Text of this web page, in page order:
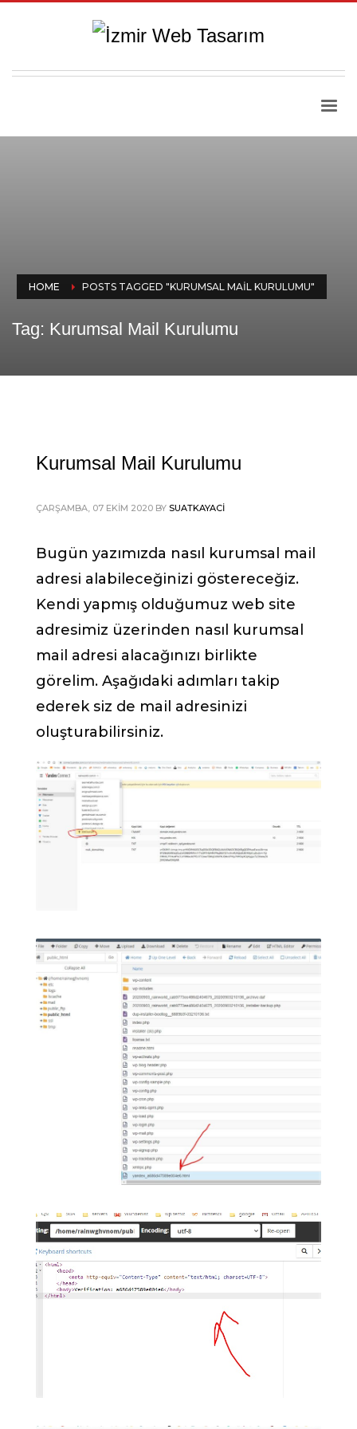
HOME POSTS TAGGED "KURUMSAL MAIL KURULUMU"
Tag: Kurumsal Mail Kurulumu
Kurumsal Mail Kurulumu
ÇARŞAMBA, 07 EKIM 2020 BY SUATKAYACI
Bugün yazımızda nasıl kurumsal mail
adresi alabileceğinizi göstereceğiz.
Kendi yapmış olduğumuz web site
adresimiz üzerinden nasıl kurumsal
mail adresi alacağınızı birlikte
görelim. Aşağıdaki adımları takip
ederek siz de mail adresinizi
oluşturabilirsiniz.